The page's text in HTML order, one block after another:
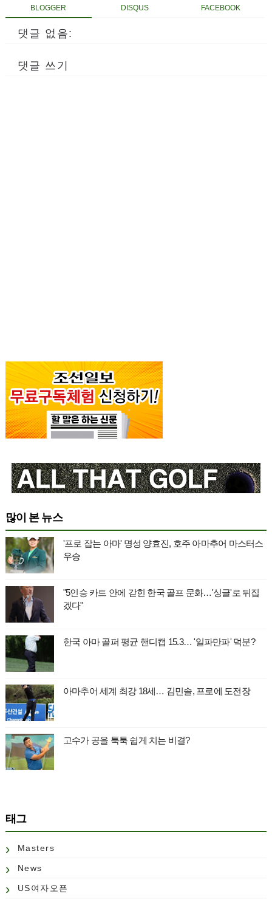
BLOGGER DISQUS FACEBOOK
댓글 없음:
댓글 쓰기
많이 본 뉴스
'프로 잡는 아마' 명성 양효진, 호주 아마추어 마스터스
우승
"5인승 카트 안에 갇힌 한국 골프 문화…'싱글'로 뒤집
겠다"
한국 아마 골퍼 평균 핸디캡 15.3… '일파만파' 덕분?
아마추어 세계 최강 18세… 김민솔, 프로에 도전장
고수가 공을 툭툭 쉽게 치는 비결?
태그
Masters
News
US여자오픈